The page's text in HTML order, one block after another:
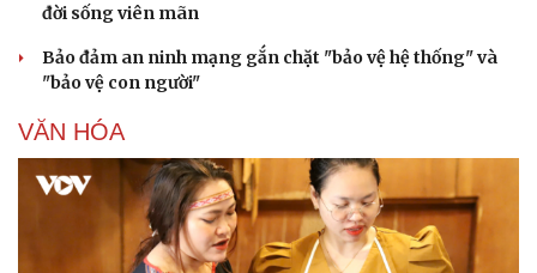
đời sống viên mãn
Bảo đảm an ninh mạng gắn chặt "bảo vệ hệ thống" và
"bảo vệ con người"
VĂN HÓA